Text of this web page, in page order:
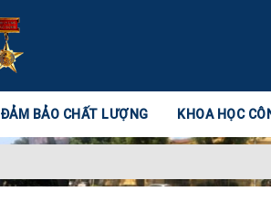
ĐẢM BẢO CHẤT LƯỢNG KHOA HỌC